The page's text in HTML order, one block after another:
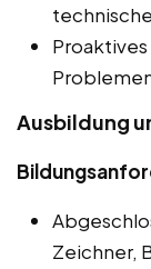
Ausbildung
Zeichner,